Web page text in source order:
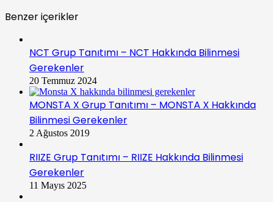
Benzer içerikler
NCT Grup Tanıtımı – NCT Hakkında Bilinmesi
Gerekenler
20 Temmuz 2024
MONSTA X Grup Tanıtımı – MONSTA X Hakkında
Bilinmesi Gerekenler
2 Ağustos 2019
RIIZE Grup Tanıtımı – RIIZE Hakkında Bilinmesi
Gerekenler
11 Mayıs 2025